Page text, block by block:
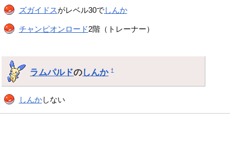
ズガイドスがレベル30でしんか
チャンピオンロード2階（トレーナー）
ラムパルドのしんか †
しんかしない